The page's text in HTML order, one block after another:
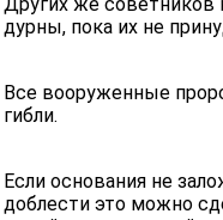
дурны, пока их не
Все вооруженные
гибли.
Если основания не
доблести это можно